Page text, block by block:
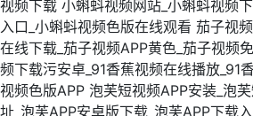
视频下载 小蝌蚪视频网站_小蝌蚪视频
入口_小蝌蚪视频色版在线观看 茄子视
在线下载_茄子视频APP黄色_茄子视频
频下载污安卓_91香蕉视频在线播放_91
视频色版APP 泡芙短视频APP安装_泡
址_泡芙APP安卓版下载_泡芙APP下载